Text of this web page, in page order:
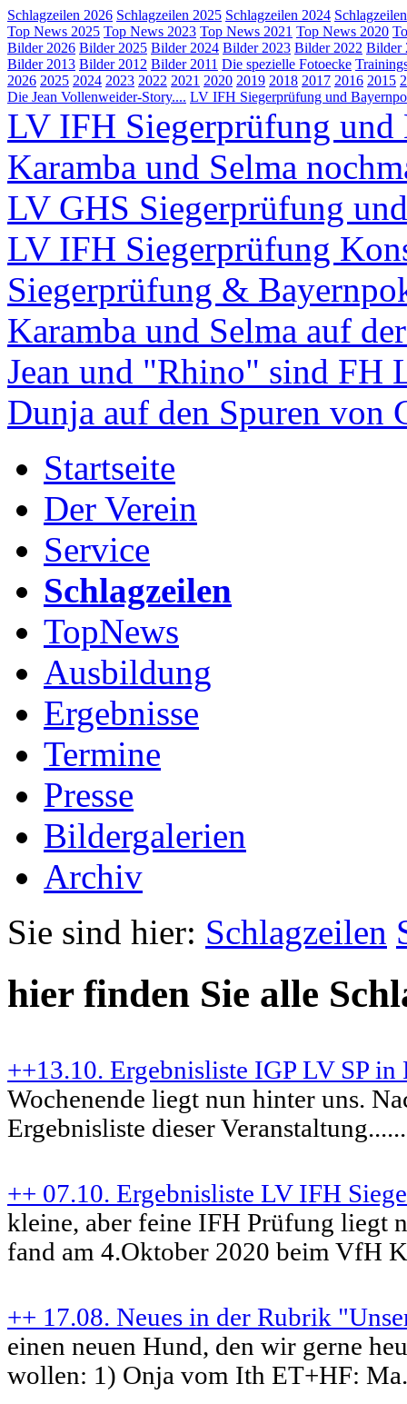
Schlagzeilen 2026 Schlagzeilen 2025 Schlagzeilen 2024
Top News 2025 Top News 2023 Top News 2021 Top News 2020
Bilder 2026 Bilder 2025 Bilder 2024 Bilder 2023 Bilder 2022 Bilder
Bilder 2013 Bilder 2012 Bilder 2011 Die spezielle Fotoecke
2026 2025 2024 2023 2022 2021 2020 2019 2018 2017 2016 2015
Die Jean Vollenweider-Story.... LV IFH Siegerprüfung und
LV IFH Siegerprüfung
Karamba und Selma
LV GHS Siegerprüfung
LV IFH Siegerprüfung
Siegerprüfung &
Karamba und Selma auf
Jean und "Rhino" sind FH
Dunja auf den Spuren von
Startseite
Der Verein
Service
Schlagzeilen
TopNews
Ausbildung
Ergebnisse
Termine
Presse
Bildergalerien
Archiv
Sie sind hier: Schlagzeilen
hier finden Sie alle
++13.10. Ergebnisliste IGP LV SP
Wochenende liegt nun hinter uns.
Ergebnisliste dieser Veranstaltung......
++ 07.10. Ergebnisliste LV IFH
kleine, aber feine IFH Prüfung liegt
fand am 4.Oktober 2020 beim VfH
++ 17.08. Neues in der Rubrik
einen neuen Hund, den wir gerne
wollen: 1) Onja vom Ith ET+HF: